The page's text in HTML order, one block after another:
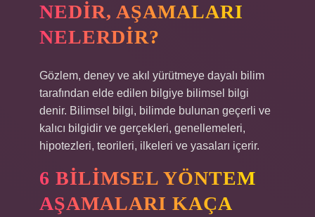
NEDIR, AŞAMALARI
NELERDIR?
Gözlem, deney ve akıl yürütmeye dayalı bilim
tarafından elde edilen bilgiye bilimsel bilgi
denir. Bilimsel bilgi, bilimde bulunan geçerli ve
kalıcı bilgidir ve gerçekleri, genellemeleri,
hipotezleri, teorileri, ilkeleri ve yasaları içerir.
6 BILIMSEL YÖNTEM
AŞAMALARI KAÇA